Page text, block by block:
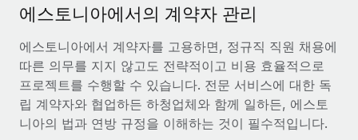
전문가 상담
글로벌 인사 및 규정 준수 업무 처리에 전문가 지원 제공
신원 조사
채용 후보자 심사 프로세스 간소화
Remote Build 곧 제공 예정
사례 연구
급여 및 인재 인사이트
지원받기
모든 리소스 보기
에스토니아에서의 계약자 관리
에스토니아에서 계약자를 고용하면, 정규직 직원 채용에
따른 의무를 지지 않고도 전략적이고 비용 효율적으로
프로젝트를 수행할 수 있습니다. 전문 서비스에 대한 독
립 계약자와 협업하든 하청업체와 함께 일하든, 에스토
니아의 법과 연방 규정을 이해하는 것이 필수적입니다.